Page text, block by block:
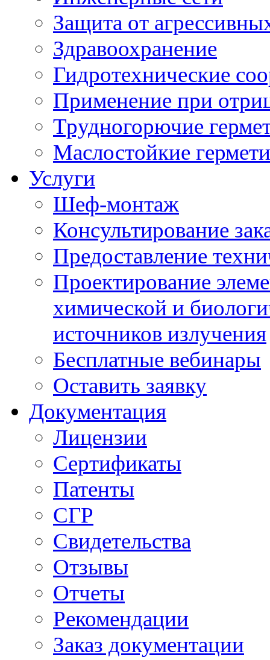
Защита от
Здравоохранение
Гидротехнические
Применение при
Трудногорючие
Маслостойкие
Услуги
Шеф-монтаж
Консультирование
Предоставление
Проектирование
химической и
источников излучения
Бесплатные вебинары
Оставить заявку
Документация
Лицензии
Сертификаты
Патенты
СГР
Свидетельства
Отзывы
Отчеты
Рекомендации
Заказ документации